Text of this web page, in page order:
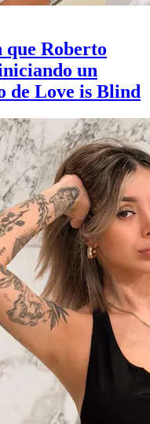
que Roberto
un
de Love is Blind